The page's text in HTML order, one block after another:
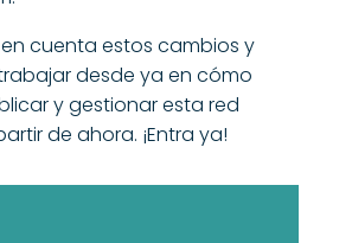
cuenta estos cambios y
desde ya en cómo
y gestionar esta red
de ahora. ¡Entra ya!